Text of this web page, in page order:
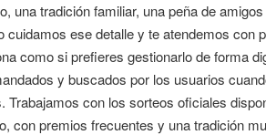
una tradición familiar, una peña de
ese detalle y te atendemos con
como si prefieres gestionarlo de forma
y buscados por los usuarios
con los sorteos oficiales
con premios frecuentes y una tradición